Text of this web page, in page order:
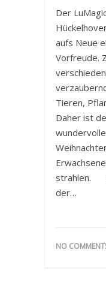
Der
aufs Neue
Vorfreude.
Tieren,
Daher ist
strahlen.
der…
NO